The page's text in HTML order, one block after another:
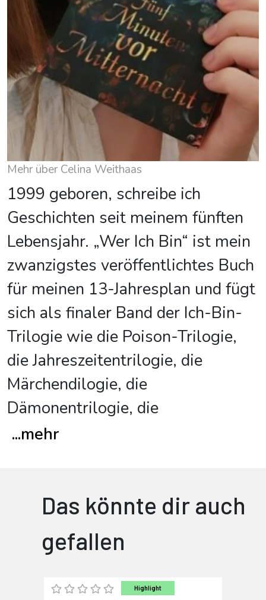
Mehr über Celina Weithaas
1999 geboren, schreibe ich
Geschichten seit meinem fünften
Lebensjahr. „Wer Ich Bin“ ist mein
zwanzigstes veröffentlichtes Buch
für meinen 13-Jahresplan und fügt
sich als finaler Band der Ich-Bin-
Trilogie wie die Poison-Trilogie,
die Jahreszeitentrilogie, die
Märchendilogie, die
Dämonentrilogie, die
...mehr
Das könnte dir auch
gefallen
Highlight